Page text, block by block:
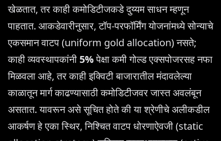
खेळतात, तर काही कमोडिटीजकडे दुय्यम साधन म्हणून
पाहतात. आकडेवारीनुसार, टॉप-परफॉर्मिंग योजनांमध्ये सोन्याचे
एकसमान वाटप (uniform gold allocation) नसते;
काही व्यवस्थापकांनी 5%पेक्षा कमी गोल्ड एक्सपोजरसह नफा
मिळवला आहे, तर काही इक्विटी बाजारातील मंदावलेल्या
काळातून मार्ग काढण्यासाठी कमोडिटीजवर जास्त अवलंबून
असतात. यावरून असे सूचित होते की या श्रेणीचे अलीकडील
आकर्षण हे एका स्थिर, निश्चित वाटप धोरणाऐवजी (static